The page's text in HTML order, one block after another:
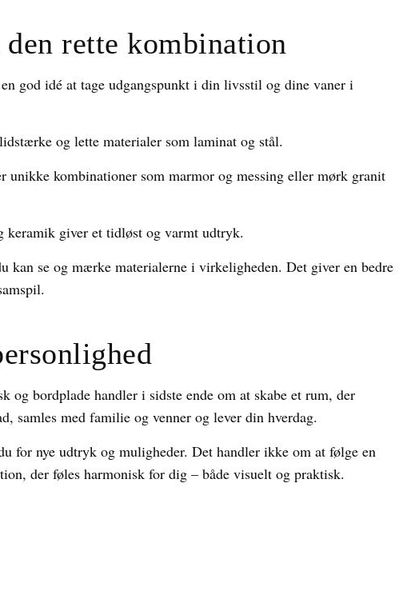
rette kombination
god idé at tage udgangspunkt i din livsstil og dine vaner i
og lette materialer som laminat og stål.
unikke kombinationer som marmor og messing eller mørk granit
keramik giver et tidløst og varmt udtryk.
kan se og mærke materialerne i virkeligheden. Det giver en bedre
og bordplade handler i sidste ende om at skabe et rum, der
samles med familie og venner og lever din hverdag.
for nye udtryk og muligheder. Det handler ikke om at følge en
der føles harmonisk for dig – både visuelt og praktisk.